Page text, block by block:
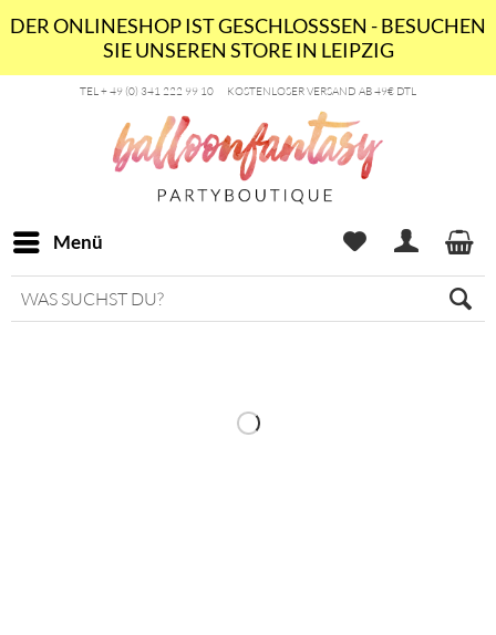
DER ONLINESHOP IST GESCHLOSSSEN - BESUCHEN
SIE UNSEREN STORE IN LEIPZIG
TEL + 49 (0) 341 222 99 10 KOSTENLOSER VERSAND AB 49€ DTL
Menü